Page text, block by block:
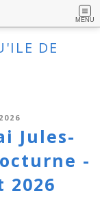
MENU
DE
Jules-
-
2026